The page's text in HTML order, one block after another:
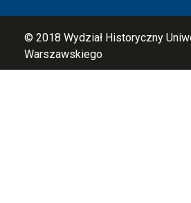
© 2018 Wydział Historyczny
Warszawskiego